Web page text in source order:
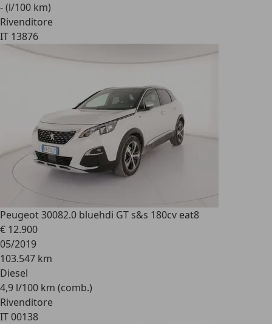
- (l/100 km)
Rivenditore
IT 13876
Peugeot 30082.0 bluehdi GT s&s 180cv eat8
€ 12.900
05/2019
103.547 km
Diesel
4,9 l/100 km (comb.)
Rivenditore
IT 00138